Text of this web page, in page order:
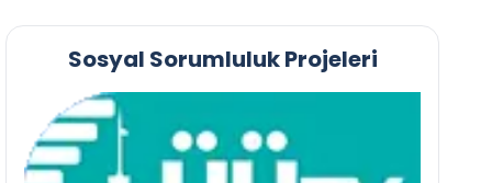
Sosyal Sorumluluk Projeleri